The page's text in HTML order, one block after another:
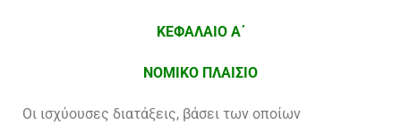
ΚΕΦΑΛΑΙΟ Α΄
ΝΟΜΙΚΟ ΠΛΑΙΣΙΟ
Οι ισχύουσες διατάξεις, βάσει των οποίων